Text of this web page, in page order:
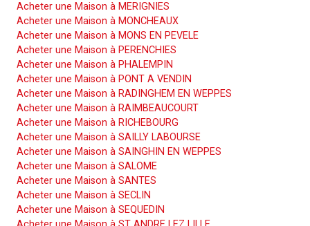
Acheter une Maison à MERIGNIES
Acheter une Maison à MONCHEAUX
Acheter une Maison à MONS EN PEVELE
Acheter une Maison à PERENCHIES
Acheter une Maison à PHALEMPIN
Acheter une Maison à PONT A VENDIN
Acheter une Maison à RADINGHEM EN WEPPES
Acheter une Maison à RAIMBEAUCOURT
Acheter une Maison à RICHEBOURG
Acheter une Maison à SAILLY LABOURSE
Acheter une Maison à SAINGHIN EN WEPPES
Acheter une Maison à SALOME
Acheter une Maison à SANTES
Acheter une Maison à SECLIN
Acheter une Maison à SEQUEDIN